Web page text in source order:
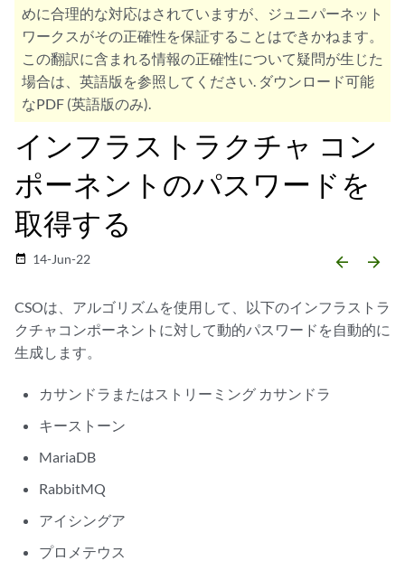
めに合理的な対応はされていますが、ジュニパーネット
ワークスがその正確性を保証することはできかねます。
この翻訳に含まれる情報の正確性について疑問が生じた
場合は、英語版を参照してください. ダウンロード可能
なPDF (英語版のみ).
インフラストラクチャ コン
ポーネントのパスワードを
取得する
date_range 14-Jun-22 arrow_backward arrow_forward
CSOは、アルゴリズムを使用して、以下のインフラストラ
クチャコンポーネントに対して動的パスワードを自動的に
生成します。
カサンドラまたはストリーミング カサンドラ
キーストーン
MariaDB
RabbitMQ
アイシングア
プロメテウス